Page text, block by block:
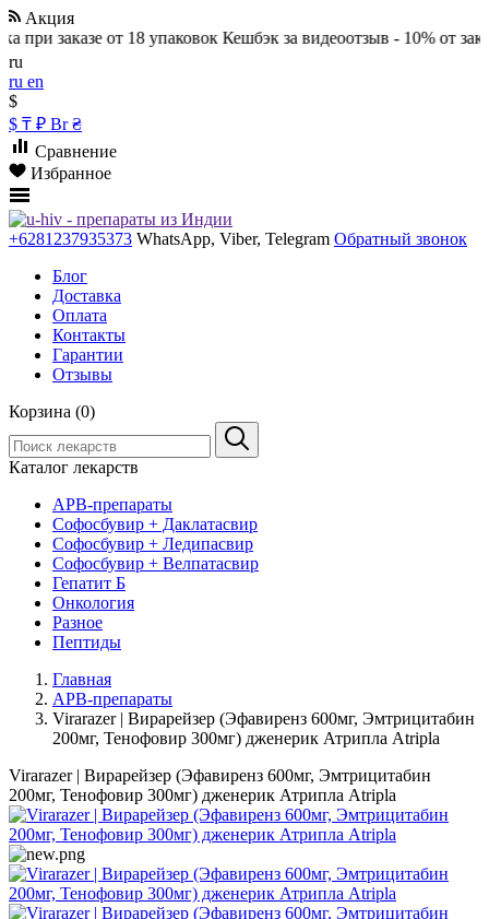
Акция
заказе от 18 упаковок Кешбэк за видеоотзыв - 10% от заказа
ru
ru en
$
$ ₸ ₽ Br ₴
Сравнение
Избранное
+6281237935373 WhatsApp, Viber, Telegram Обратный звонок
Блог
Доставка
Оплата
Контакты
Гарантии
Отзывы
Корзина (0)
Каталог лекарств
АРВ-препараты
Софосбувир + Даклатасвир
Софосбувир + Ледипасвир
Софосбувир + Велпатасвир
Гепатит Б
Онкология
Разное
Пептиды
Главная
АРВ-препараты
Virarazer | Вирарейзер (Эфавиренз 600мг, Эмтрицитабин
200мг, Тенофовир 300мг) дженерик Атрипла Atripla
Virarazer | Вирарейзер (Эфавиренз 600мг, Эмтрицитабин
200мг, Тенофовир 300мг) дженерик Атрипла Atripla